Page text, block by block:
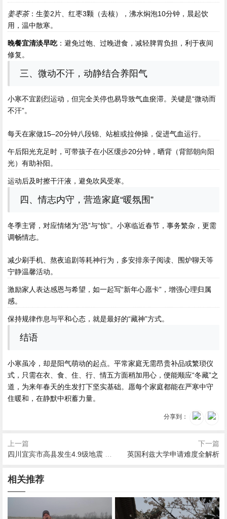
姜枣茶：生姜2片、红枣3颗（去核），沸水焖泡10分钟，晨起饮
用，温中散寒。
晚餐宜清淡早吃：避免过饱、过晚进食，减轻脾胃负担，利于夜间
修复。
三、微动不汗，动静结合养阳气
小寒不宜剧烈运动，但完全关停也易导致气血瘀滞。关键是“微动而
不汗”。
每天在家做15–20分钟八段锦、站桩或拉伸操，促进气血运行。
午后阳光充足时，可带孩子在小区缓步20分钟，晒背（背部朝向阳
光）有助补阳。
运动后及时擦干汗液，避免吹风受寒。
四、情志内守，营造家庭“暖氛围”
冬季主肾，对应情绪为“恐”与“惊”。小寒临近春节，事务繁杂，更需
调畅情志。
减少刷手机、熬夜追剧等耗神行为，多安排亲子阅读、围炉聊天等
宁静温馨活动。
激励家人表达感恩与希望，如一起写“新年心愿卡”，增强心理归属
感。
保持规律作息与平和心态，就是最好的“藏神”方式。
结语
小寒虽冷，却是阳气萌动的起点。平常家庭无需昂贵补品或繁琐仪
式，只需在衣、食、住、行、情五方面稍加用心，便能顺应“冬藏”之
道，为来年春天的生发打下坚实基础。愿每个家庭都能在严寒中守
住暖和，在静默中积蓄力量。
分享到：
上一篇
四川宜宾市高县发生4.9级地震 震源深度6千米
下一篇
英国利兹大学申请难度全解析
相关推荐